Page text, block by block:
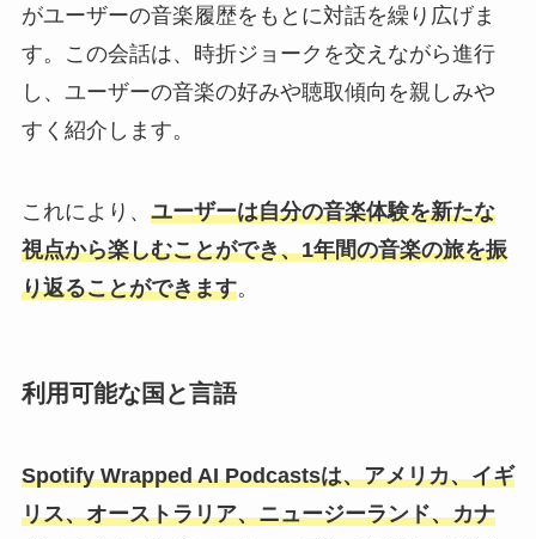
がユーザーの音楽履歴をもとに対話を繰り広げま
す。この会話は、時折ジョークを交えながら進行
し、ユーザーの音楽の好みや聴取傾向を親しみや
すく紹介します。
これにより、 ユーザーは自分の音楽体験を新たな
視点から楽しむことができ、1年間の音楽の旅を振
り返ることができます。
利用可能な国と言語
Spotify Wrapped AI Podcastsは、アメリカ、イギ
リス、オーストラリア、ニュージーランド、カナ